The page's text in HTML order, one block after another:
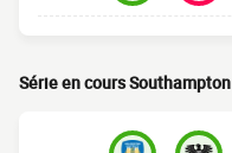
Série en cours Southampton